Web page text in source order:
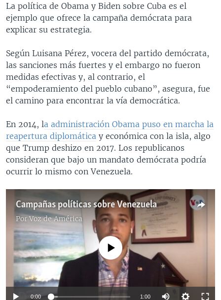
La política de Obama y Biden sobre Cuba es el
ejemplo que ofrece la campaña demócrata para
explicar su estrategia.
Según Luisana Pérez, vocera del partido demócrata,
las sanciones más fuertes y el embargo no fueron
medidas efectivas y, al contrario, el
“empoderamiento del pueblo cubano”, asegura, fue
el camino para encontrar la vía democrática.
En 2014, la administración Obama puso en marcha la
reapertura diplomática y económica con la isla, algo
que Trump deshizo en 2017. Los republicanos
consideran que bajo un mandato demócrata podría
ocurrir lo mismo con Venezuela.
Campañas políticas sobre Venezuela
PorVoz de América
No media source currently available
0:00 1:00